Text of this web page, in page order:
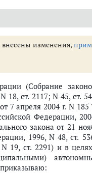
и автономных
ведения
внесены изменения,
(Собрание
18, ст. 2117; N 45, ст.
7 апреля 2004 г. N
Федерации,
закона от 21
1996, N 48, ст.
19, ст. 2291) и в